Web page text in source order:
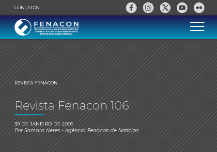
CONTATOS
REVISTA FENACON
Revista Fenacon 106
30 DE JANEIRO DE 2005
PorSamara Neres- Agência Fenacon de Notícias